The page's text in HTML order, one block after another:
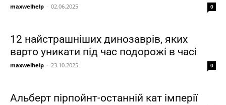
maxwelhelp - 02.06.2025 0
12 найстрашніших динозаврів, яких
варто уникати під час подорожі в часі
maxwelhelp - 23.10.2025 0
Альберт пірпойнт-останній кат імперії